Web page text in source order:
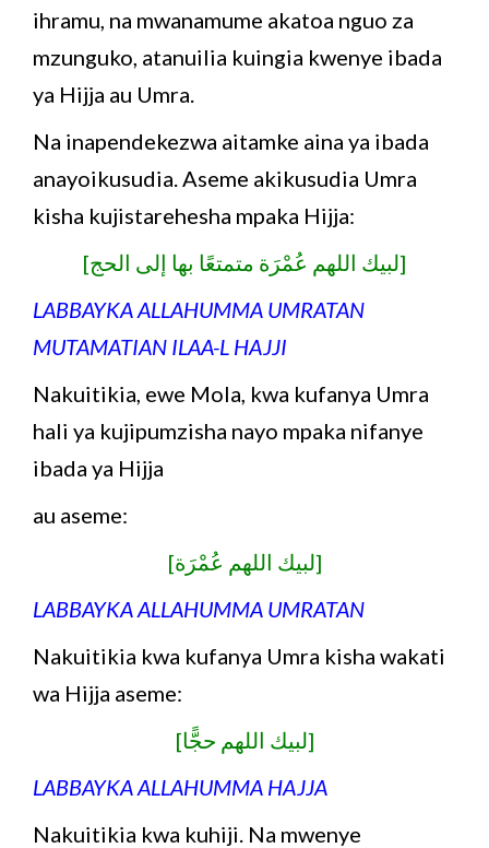
ihramu, na mwanamume akatoa nguo za
mzunguko, atanuilia kuingia kwenye ibada
ya Hijja au Umra.
Na inapendekezwa aitamke aina ya ibada
anayoikusudia. Aseme akikusudia Umra
kisha kujistarehesha mpaka Hijja:
[لبيك اللهم عُمْرَة متمتعًا بها إلى الحج]
LABBAYKA ALLAHUMMA UMRATAN
MUTAMATIAN ILAA-L HAJJI
Nakuitikia, ewe Mola, kwa kufanya Umra
hali ya kujipumzisha nayo mpaka nifanye
ibada ya Hijja
au aseme:
[لبيك اللهم عُمْرَة]
LABBAYKA ALLAHUMMA UMRATAN
Nakuitikia kwa kufanya Umra kisha wakati
wa Hijja aseme:
[لبيك اللهم حجًّا]
LABBAYKA ALLAHUMMA HAJJA
Nakuitikia kwa kuhiji. Na mwenye